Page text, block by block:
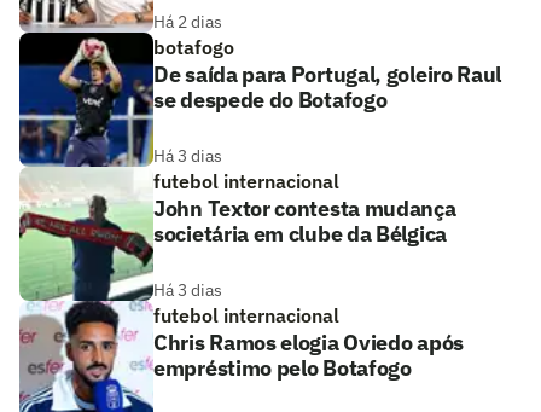
Há 2 dias
botafogo
De saída para Portugal, goleiro Raul
se despede do Botafogo
Há 3 dias
futebol internacional
John Textor contesta mudança
societária em clube da Bélgica
Há 3 dias
futebol internacional
Chris Ramos elogia Oviedo após
empréstimo pelo Botafogo